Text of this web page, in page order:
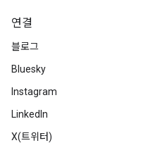
연결
블로그
Bluesky
Instagram
LinkedIn
X(트위터)